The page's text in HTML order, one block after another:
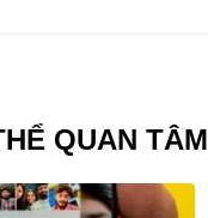
QUAN TÂM